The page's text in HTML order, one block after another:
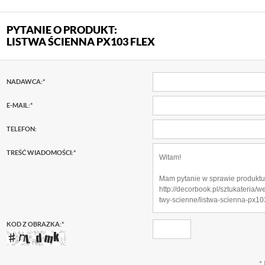
PYTANIE O PRODUKT:
LISTWA ŚCIENNA PX103 FLEX
NADAWCA:*
E-MAIL:*
TELEFON:
TREŚĆ WIADOMOŚCI:*
KOD Z OBRAZKA:*
*